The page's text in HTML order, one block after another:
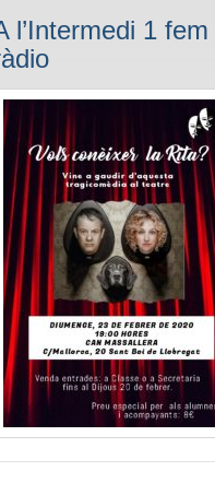
l’Intermedi 1